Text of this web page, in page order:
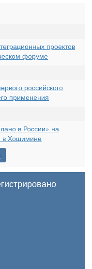
проектов
форуме
российского
применения
в России» на
в Хошимине